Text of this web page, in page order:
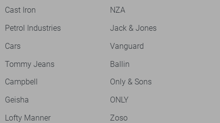
Cast Iron
NZA
Petrol Industries
Jack & Jones
Cars
Vanguard
Tommy Jeans
Ballin
Campbell
Only & Sons
Geisha
ONLY
Lofty Manner
Zoso